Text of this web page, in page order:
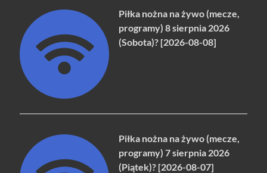
Piłka nożna na żywo (mecze,
programy) 8 sierpnia 2026
(Sobota)? [2026-08-08]
Piłka nożna na żywo (mecze,
programy) 7 sierpnia 2026
(Piątek)? [2026-08-07]